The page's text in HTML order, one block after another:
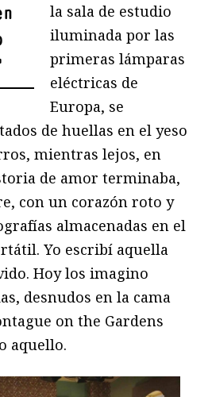
la sala de estudio
iluminada por las
primeras lámparas
eléctricas de
Europa, se
de huellas en el yeso
mientras lejos, en
de amor terminaba,
con un corazón roto y
almacenadas en el
Yo escribí aquella
Hoy los imagino
desnudos en la cama
on the Gardens
aquello.